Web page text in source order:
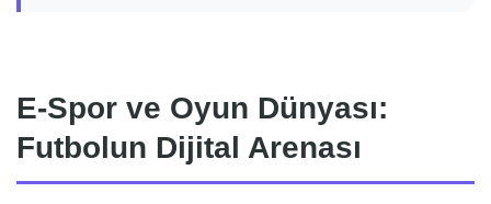
E-Spor ve Oyun Dünyası:
Futbolun Dijital Arenası